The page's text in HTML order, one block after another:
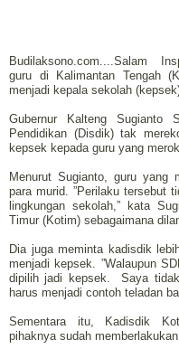
Budilaksono.com....Salam
guru di Kalimantan Tengah
menjadi kepala sekolah
Gubernur Kalteng Sugianto
Pendidikan (Disdik) tak
kepsek kepada guru yang
Menurut Sugianto, guru yang
para murid. ”Perilaku tersebut
lingkungan sekolah,” kata
Timur (Kotim) sebagaimana
Dia juga meminta kadisdik
menjadi kepsek. ”Walaupun
dipilih jadi kepsek. Saya
harus menjadi contoh teladan
Sementara itu, Kadisdik
pihaknya sudah